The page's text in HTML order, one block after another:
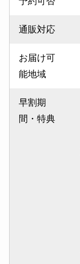
通販対応
お届け可
能地域
早割期
間・特典